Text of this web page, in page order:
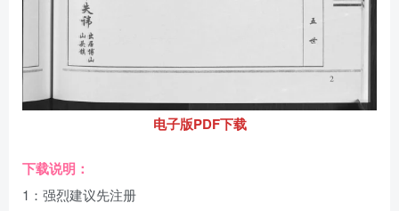
电子版PDF下载
下载说明：
1：强烈建议先注册